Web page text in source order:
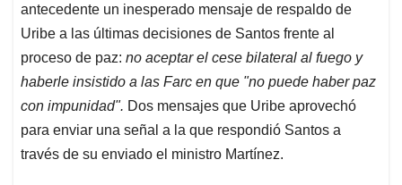
antecedente un inesperado mensaje de respaldo de
Uribe a las últimas decisiones de Santos frente al
proceso de paz: no aceptar el cese bilateral al fuego y
haberle insistido a las Farc en que "no puede haber paz
con impunidad". Dos mensajes que Uribe aprovechó
para enviar una señal a la que respondió Santos a
través de su enviado el ministro Martínez.